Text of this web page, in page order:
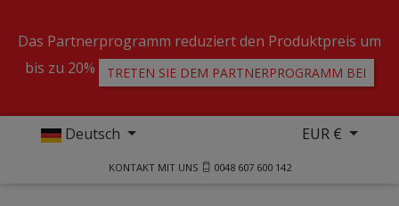
Das Partnerprogramm reduziert den Produktpreis um
bis zu 20%
TRETEN SIE DEM PARTNERPROGRAMM BEI
Deutsch EUR €
KONTAKT MIT UNS 0048 607 600 142